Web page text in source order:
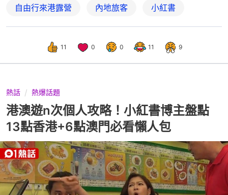
自由行來港露營 內地旅客 小紅書
11 0 0 11 9
熱話 熱爆話題
港澳遊n次個人攻略！小紅書博主盤點
13點香港+6點澳門必看懶人包